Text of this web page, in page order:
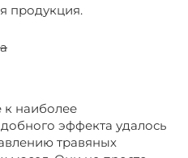
продукция.
к наиболее
эффекта удалось
травяных